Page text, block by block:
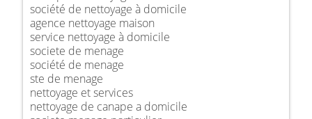
société de nettoyage à domicile
agence nettoyage maison
service nettoyage à domicile
societe de menage
société de menage
ste de menage
nettoyage et services
nettoyage de canape a domicile